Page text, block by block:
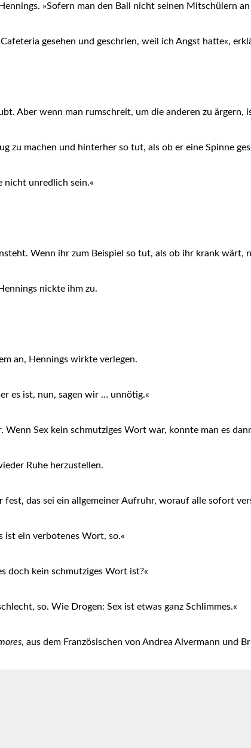
»Sofern man den Ball nicht seinen Mitschülern
gesehen und geschrien, weil ich Angst hatte«,
Aber wenn man rumschreit, um die anderen zu ärgern,
zu machen und hinterher so tut, als ob er eine Spinne
nicht unredlich sein.«
Wenn ihr zum Beispiel so tut, als ob ihr krank wärt,
nickte ihm zu.
an, Hennings wirkte verlegen.
es ist, nun, sagen wir … unnötig.«
Sex kein schmutziges Wort war, konnte man es
Ruhe herzustellen.
fest, das sei ein allgemeiner Aufruhr, worauf alle sofort
ist ein verbotenes Wort, so.«
doch kein schmutziges Wort ist?«
so. Wie Drogen: Sex ist etwas ganz Schlimmes.«
, aus dem Französischen von Andrea Alvermann und